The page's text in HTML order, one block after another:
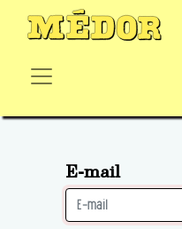
E-mail